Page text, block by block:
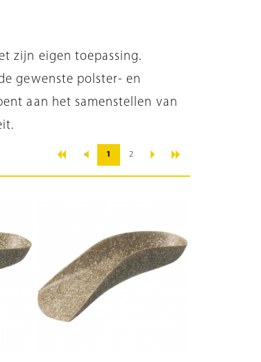
zijn eigen toepassing.
gewenste polster- en
aan het samenstellen van
« ‹ 1 2 › »